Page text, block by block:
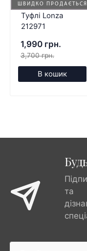
ШВИДКО ПРОДАЄТЬСЯ
Туфлі Lonza
212971
1,990 грн.
3,700 грн.
В кошик
та